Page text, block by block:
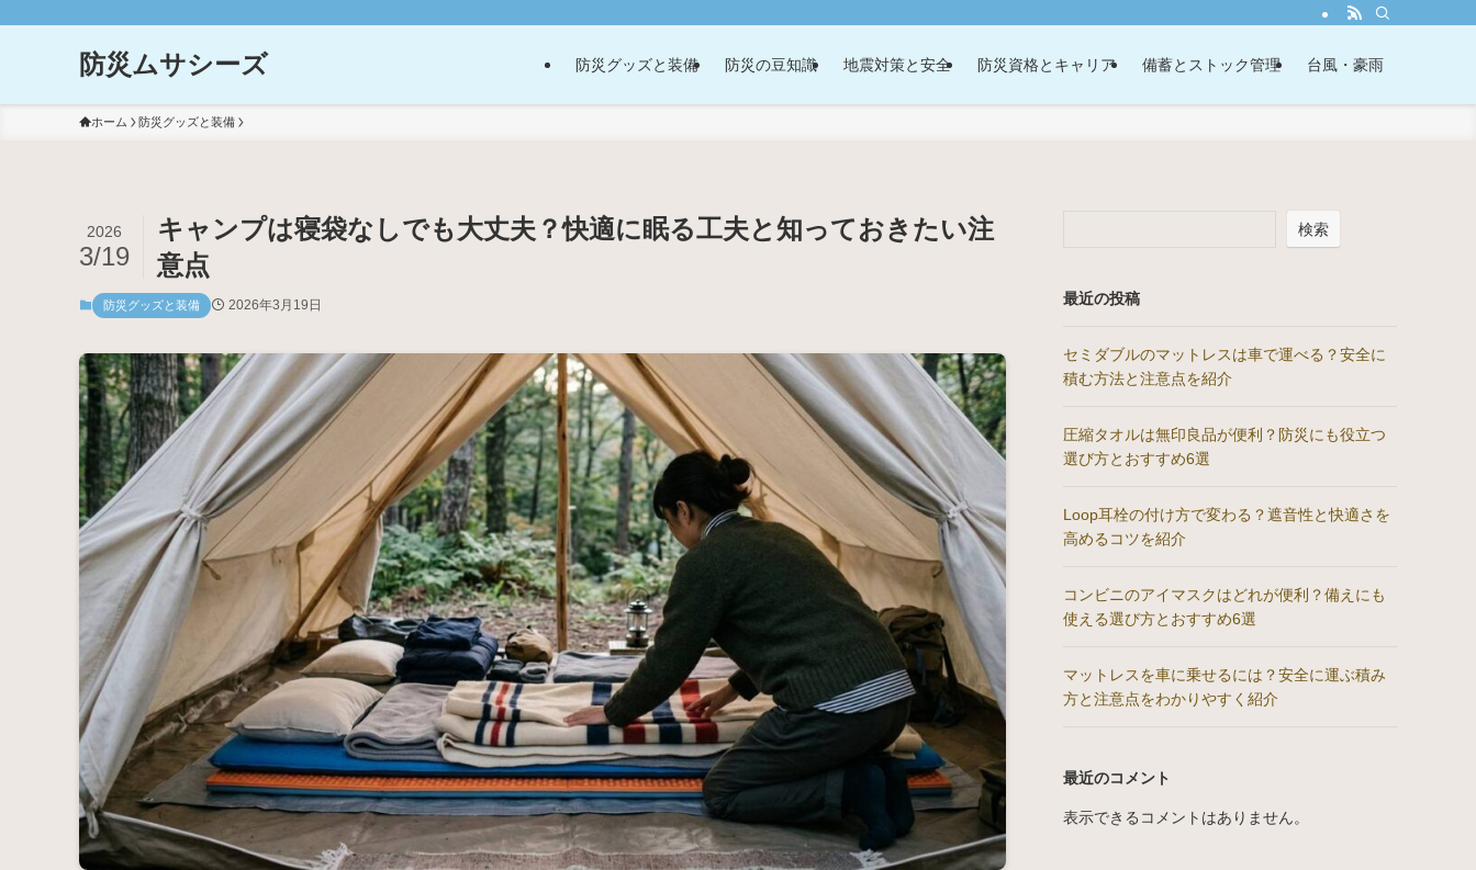
防災ムサシーズ 防災グッズと装備 防災の豆知識 地震対策と安全 防災資格とキャリア 備蓄とストック管理 台風・豪雨
ホーム 防災グッズと装備
キャンプは寝袋なしでも大丈夫？快適に眠る工夫と知っておきたい注
意点
2026
3/19
防災グッズと装備 2026年3月19日
検索
最近の投稿
セミダブルのマットレスは車で運べる？安全に
積む方法と注意点を紹介
圧縮タオルは無印良品が便利？防災にも役立つ
選び方とおすすめ6選
Loop耳栓の付け方で変わる？遮音性と快適さを
高めるコツを紹介
コンビニのアイマスクはどれが便利？備えにも
使える選び方とおすすめ6選
マットレスを車に乗せるには？安全に運ぶ積み
方と注意点をわかりやすく紹介
最近のコメント
表示できるコメントはありません。